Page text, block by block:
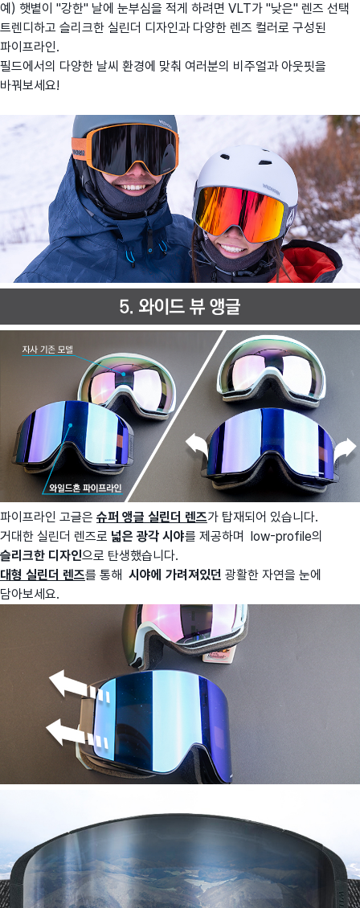
예) 햇볕이 "강한" 날에 눈부심을 적게 하려면 VLT가 "낮은" 렌즈 선택
트렌디하고 슬리크한 실린더 디자인과 다양한 렌즈 컬러로 구성된
파이프라인.
필드에서의 다양한 날씨 환경에 맞춰 여러분의 비주얼과 아웃핏을
바꿔보세요!
파이프라인 고글은 슈퍼 앵글 실린더 렌즈가 탑재되어 있습니다.
거대한 실린더 렌즈로 넓은 광각 시야를 제공하며 low-profile의
슬리크한 디자인으로 탄생했습니다.
대형 실린더 렌즈를 통해 시야에 가려져있던 광활한 자연을 눈에
담아보세요.